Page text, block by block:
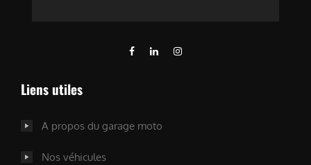
Liens utiles
A propos du garage moto
Nos véhicules